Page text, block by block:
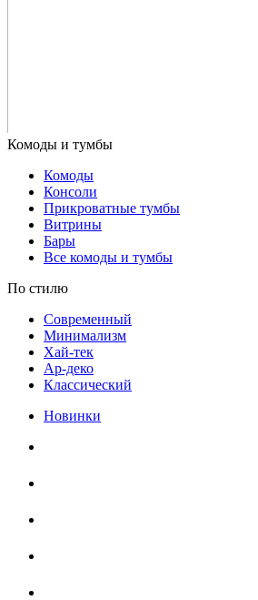
Комоды
Консоли
Прикроватные тумбы
Витрины
Бары